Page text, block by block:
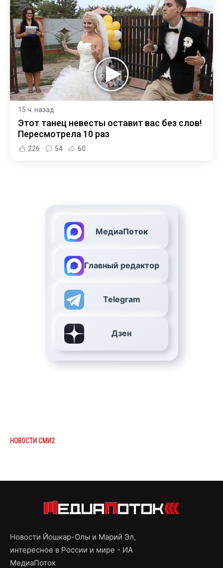
15 ч. назад
Этот танец невесты оставит вас без слов!
Пересмотрела 10 раз
226 54 60
МедиаПоток
Главный редактор
Telegram
Дзен
НОВОСТИ СМИ2
Новости Йошкар-Олы и Марий Эл,
интересное в России и мире - ИА
МедиаПоток